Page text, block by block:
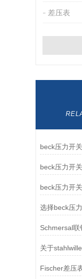
差压表
Fischer差压